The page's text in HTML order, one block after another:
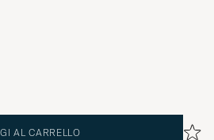
AL CARRELLO